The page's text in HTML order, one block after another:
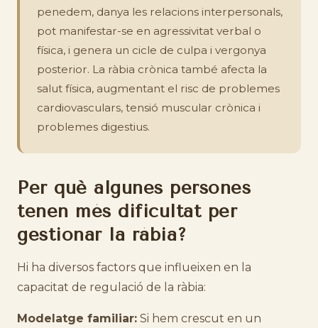
penedem, danya les relacions interpersonals,
pot manifestar-se en agressivitat verbal o
física, i genera un cicle de culpa i vergonya
posterior. La ràbia crònica també afecta la
salut física, augmentant el risc de problemes
cardiovasculars, tensió muscular crònica i
problemes digestius.
Per què algunes persones
tenen més dificultat per
gestionar la ràbia?
Hi ha diversos factors que influeixen en la
capacitat de regulació de la ràbia:
Modelatge familiar: Si hem crescut en un